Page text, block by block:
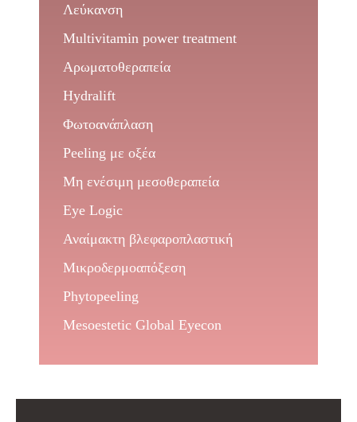
Λεύκανση
Multivitamin power treatment
Αρωματοθεραπεία
Hydralift
Φωτοανάπλαση
Peeling με οξέα
Μη ενέσιμη μεσοθεραπεία
Eye Logic
Αναίμακτη βλεφαροπλαστική
Μικροδερμοαπόξεση
Phytopeeling
Mesoestetic Global Eyecon